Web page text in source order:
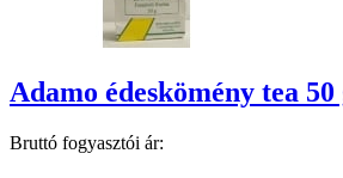
Adamo édeskömény tea 50
Bruttó fogyasztói ár: